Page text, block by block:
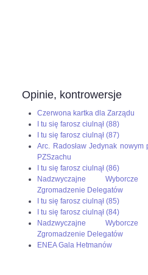
Opinie, kontrowersje
Czerwona kartka dla Zarządu
I tu się farosz ciulnął (88)
I tu się farosz ciulnął (87)
Arc. Radosław Jedynak nowym
PZSzachu
I tu się farosz ciulnął (86)
Nadzwyczajne
Zgromadzenie Delegatów
I tu się farosz ciulnął (85)
I tu się farosz ciulnął (84)
Nadzwyczajne
Zgromadzenie Delegatów
ENEA Gala Hetmanów